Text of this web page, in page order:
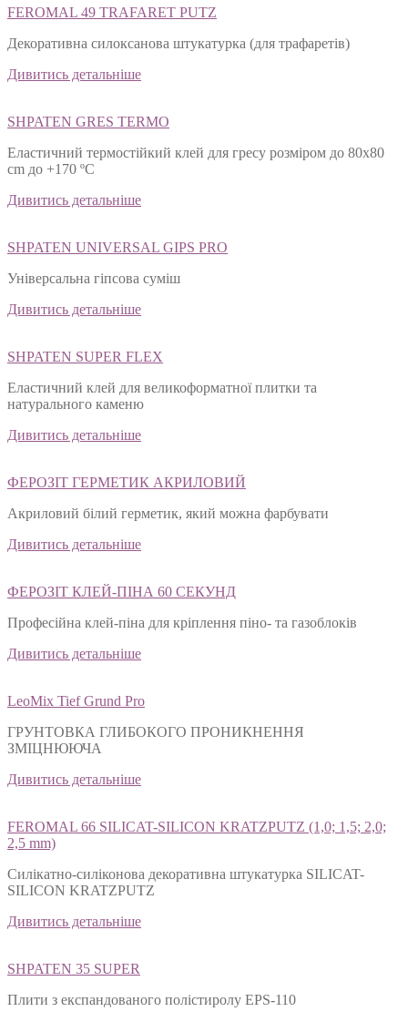
FEROMAL 49 TRAFARET PUTZ
Декоративна силоксанова штукатурка (для трафаретів)
Дивитись детальніше
SHPATEN GRES TERMO
Еластичний термостійкий клей для гресу розміром до 80х80
cm до +170 ºС
Дивитись детальніше
SHPATEN UNIVERSAL GIPS PRO
Універсальна гіпсова суміш
Дивитись детальніше
SHPATEN SUPER FLEX
Еластичний клей для великоформатної плитки та
натурального каменю
Дивитись детальніше
ФЕРОЗІТ ГЕРМЕТИК АКРИЛОВИЙ
Акриловий білий герметик, який можна фарбувати
Дивитись детальніше
ФЕРОЗІТ КЛЕЙ-ПІНА 60 СЕКУНД
Професійна клей-піна для кріплення піно- та газоблоків
Дивитись детальніше
LeoMix Tief Grund Pro
ГРУНТОВКА ГЛИБОКОГО ПРОНИКНЕННЯ
ЗМІЦНЮЮЧА
Дивитись детальніше
FEROMAL 66 SILICAT-SILICON KRATZPUTZ (1,0; 1,5; 2,0;
2,5 mm)
Силікатно-силіконова декоративна штукатурка SILICAT-
SILICON KRATZPUTZ
Дивитись детальніше
SHPATEN 35 SUPER
Плити з експандованого полістиролу EPS-110